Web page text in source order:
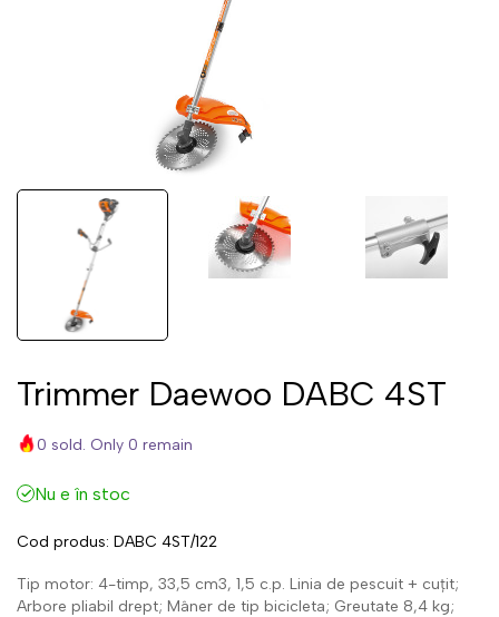
Trimmer Daewoo DABC 4ST
0 sold. Only 0 remain
Nu e în stoc
Cod produs: DABC 4ST/122
Tip motor: 4-timp, 33,5 cm3, 1,5 c.p. Linia de pescuit + cuțit;
Arbore pliabil drept; Mâner de tip bicicleta; Greutate 8,4 kg;